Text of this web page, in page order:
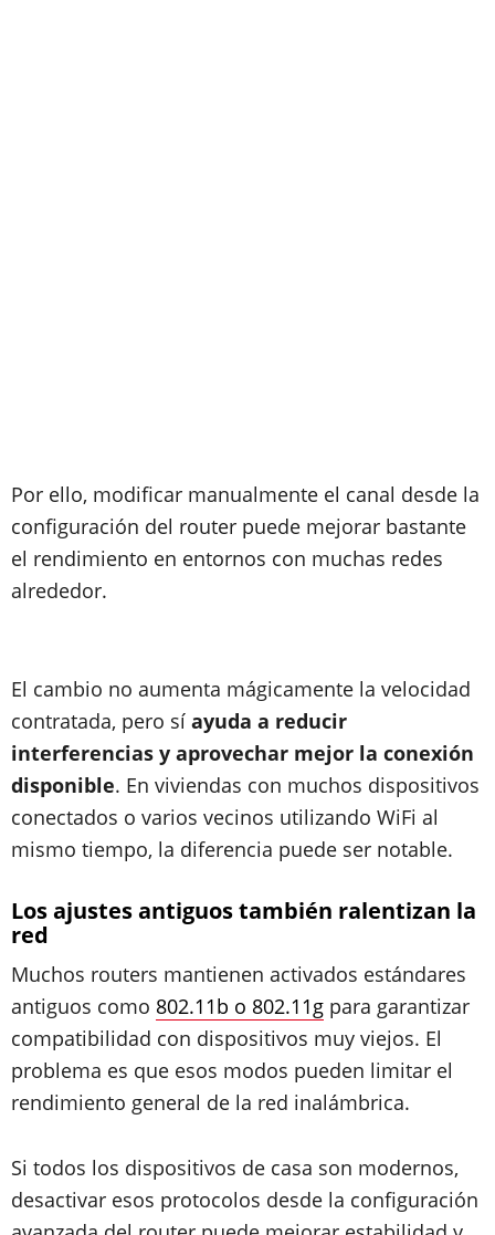
Por ello, modificar manualmente el canal desde la
configuración del router puede mejorar bastante
el rendimiento en entornos con muchas redes
alrededor.
El cambio no aumenta mágicamente la velocidad
contratada, pero sí ayuda a reducir
interferencias y aprovechar mejor la conexión
disponible. En viviendas con muchos dispositivos
conectados o varios vecinos utilizando WiFi al
mismo tiempo, la diferencia puede ser notable.
Los ajustes antiguos también ralentizan la
red
Muchos routers mantienen activados estándares
antiguos como 802.11b o 802.11g para garantizar
compatibilidad con dispositivos muy viejos. El
problema es que esos modos pueden limitar el
rendimiento general de la red inalámbrica.
Si todos los dispositivos de casa son modernos,
desactivar esos protocolos desde la configuración